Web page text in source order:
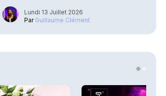
Lundi 13 Juillet 2026
Par Guillaume Clément